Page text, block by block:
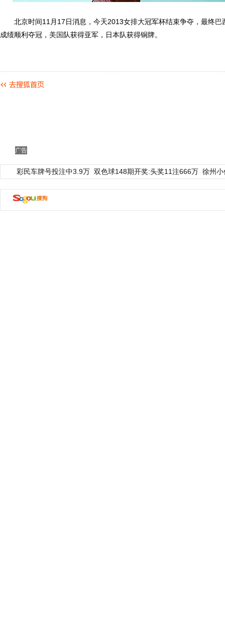
北京时间11月17日消息，今天2013女排大冠军杯结束争夺，最终巴
成绩顺利夺冠， 美国队获得亚军，日本队获得铜牌。
广告
彩民车牌号投注中3.9万 双色球148期开奖:头奖11注666万 徐州